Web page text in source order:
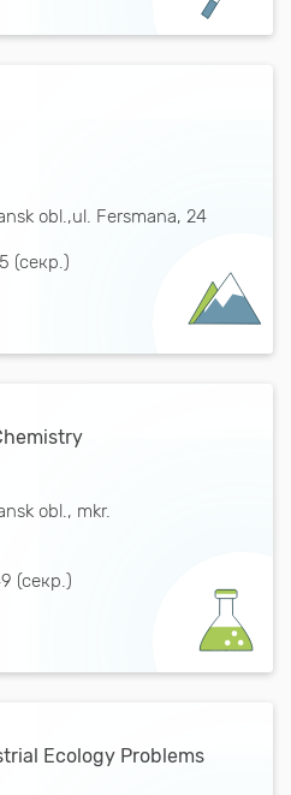
obl.,ul. Fersmana, 24
(секр.)
obl., mkr.
(секр.)
Ecology Problems